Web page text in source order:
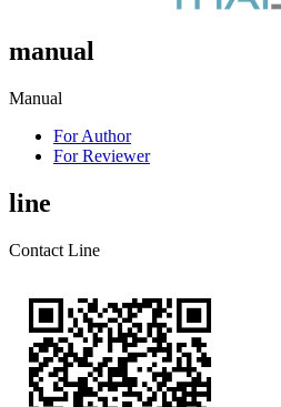
manual
Manual
For Author
For Reviewer
line
Contact Line